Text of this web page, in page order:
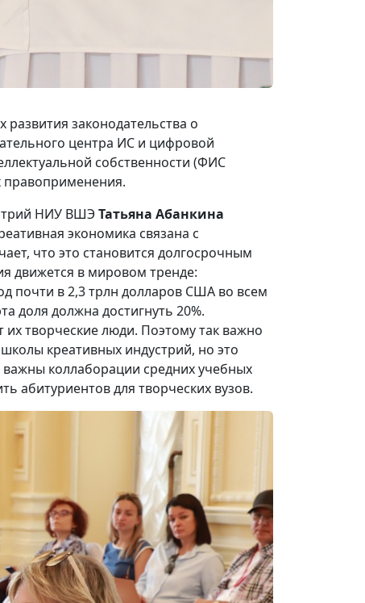
развития законодательства о
центра ИС и цифровой
собственности (ФИС
правоприменения.
НИУ ВШЭТатьяна Абанкина
экономика связана с
что это становится долгосрочным
движется в мировом тренде:
почти в 2,3 трлн долларов США во всем
доля должна достигнуть 20%.
творческие люди. Поэтому так важно
креативных индустрий, но это
важны коллаборации средних учебных
абитуриентов для творческих вузов.